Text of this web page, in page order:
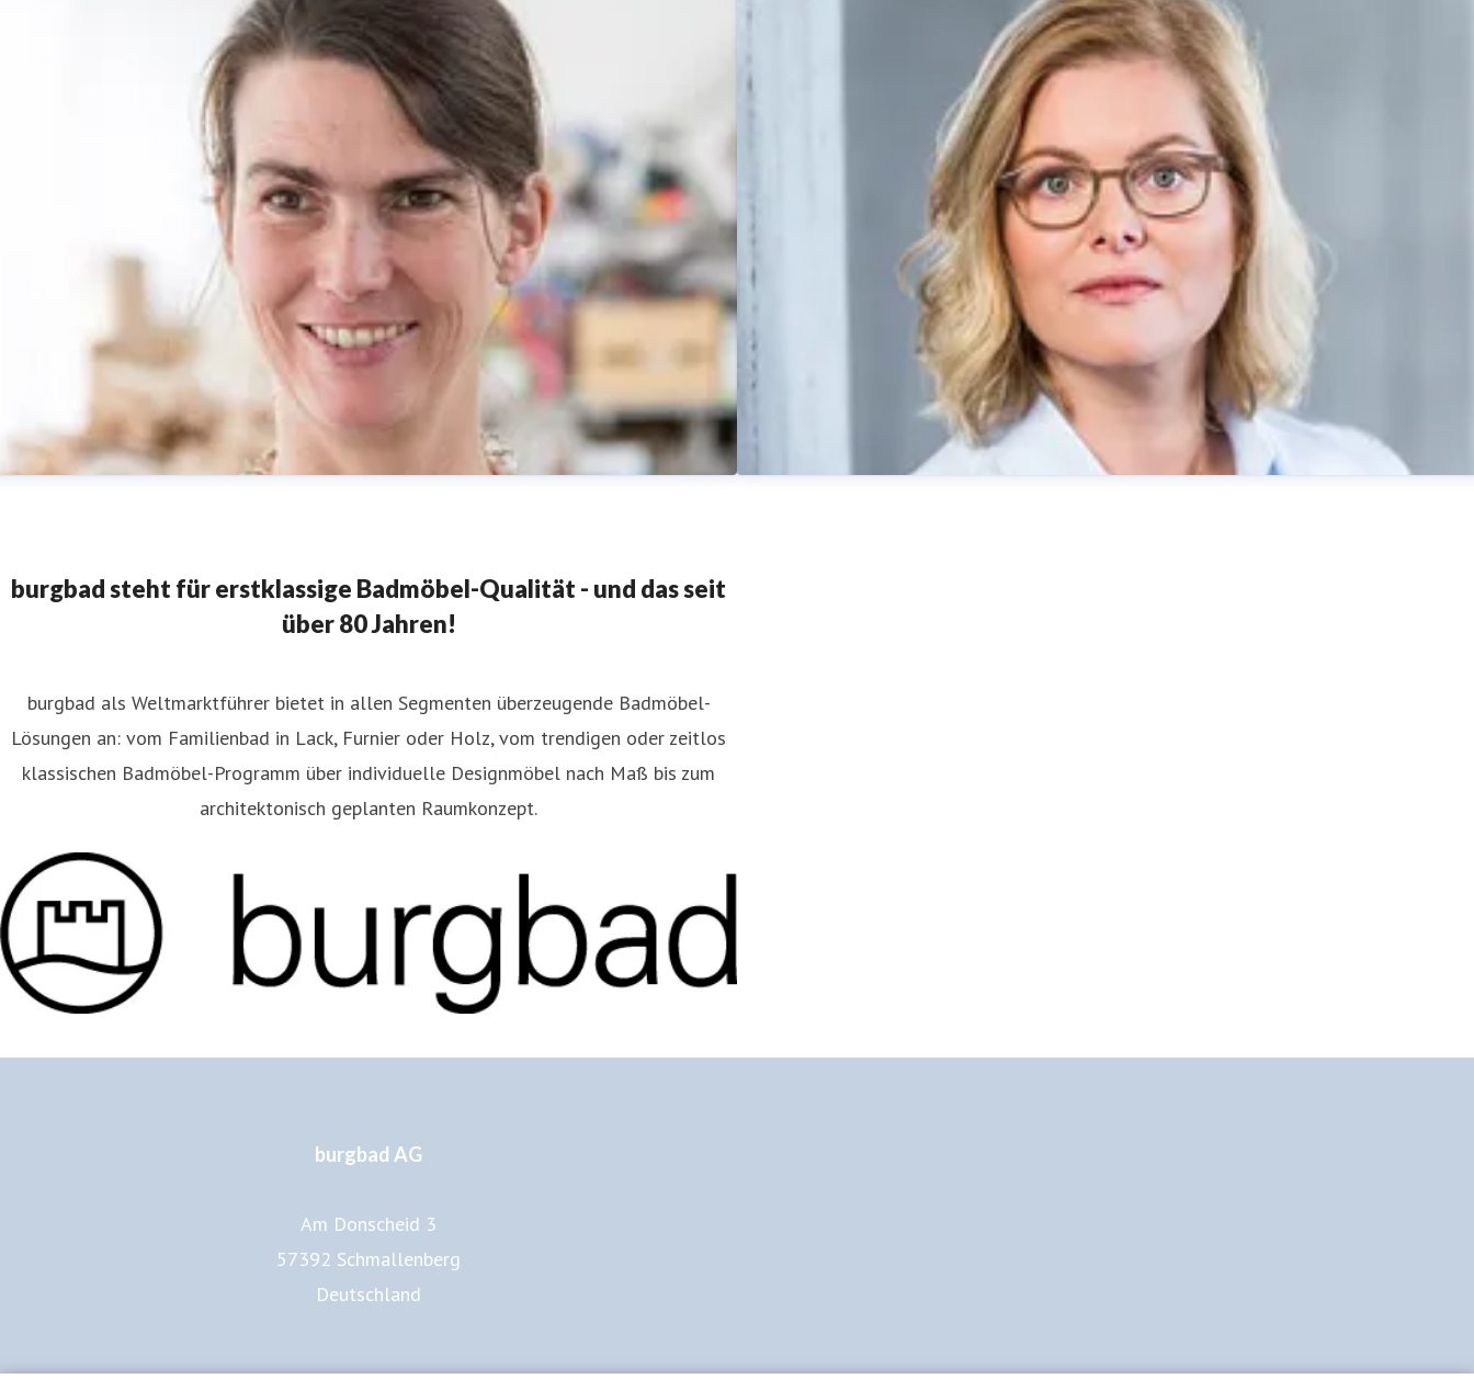
Content Editor FAR.consulting wanninger@far-consulting.de +49 221 620
burgbad steht für erstklassige Badmöbel-Qualität - und das seit
über 80 Jahren!
burgbad als Weltmarktführer bietet in allen Segmenten überzeugende Badmöbel-
Lösungen an: vom Familienbad in Lack, Furnier oder Holz, vom trendigen oder zeitlos
klassischen Badmöbel-Programm über individuelle Designmöbel nach Maß bis zum
architektonisch geplanten Raumkonzept.
burgbad AG
Am Donscheid 3
57392 Schmallenberg
Deutschland